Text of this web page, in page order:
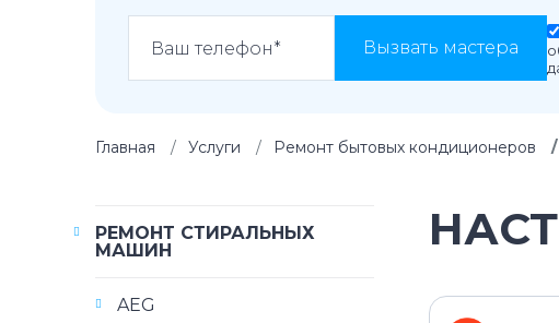
Вызвать мастера
Главная Услуги Ремонт бытовых кондиционеров
РЕМОНТ СТИРАЛЬНЫХ
МАШИН
AEG